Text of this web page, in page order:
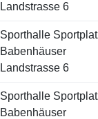
Landstrasse 6
Sporthalle
Babenhäuser
Landstrasse 6
Sporthalle
Babenhäuser